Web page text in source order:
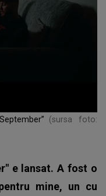
(sursa foto:
e lansat. A fost o
mine, un cu